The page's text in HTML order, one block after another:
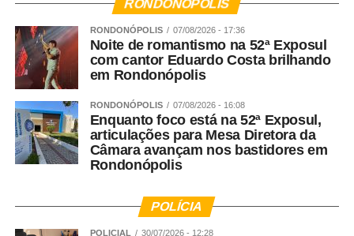
RONDONÓPOLIS
RONDONÓPOLIS 07/08/2026 - 17:36
Noite de romantismo na 52ª Exposul
com cantor Eduardo Costa brilhando
em Rondonópolis
RONDONÓPOLIS 07/08/2026 - 16:08
Enquanto foco está na 52ª Exposul,
articulações para Mesa Diretora da
Câmara avançam nos bastidores em
Rondonópolis
POLÍCIA
POLICIAL 30/07/2026 - 12:28